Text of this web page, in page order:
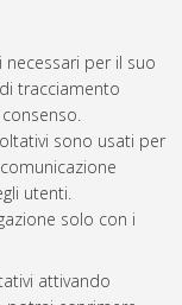
per il suo
tracciamento
sono usati per
utenti.
solo con i
attivando